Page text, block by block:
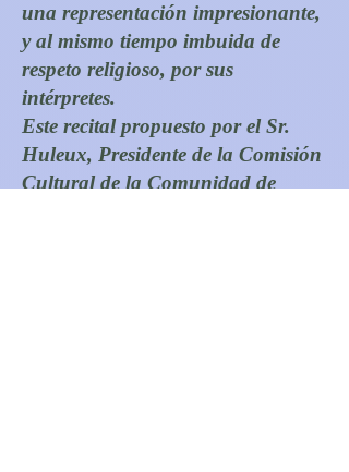
una representación impresionante,
y al mismo tiempo imbuida de
respeto religioso, por sus
intérpretes.
Este recital propuesto por el Sr.
Huleux, Presidente de la Comisión
Cultural de la Comunidad de